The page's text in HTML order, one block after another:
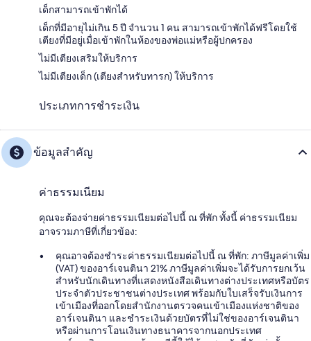
เด็กสามารถเข้าพักได้
เด็กที่มีอายุไม่เกิน 5 ปี จำนวน 1 คน สามารถเข้าพักได้ฟรีโดยใช้
เตียงที่มีอยู่เมื่อเข้าพักในห้องของพ่อแม่หรือผู้ปกครอง
ไม่มีเตียงเสริมให้บริการ
ไม่มีเตียงเด็ก (เตียงสำหรับทารก) ให้บริการ
ประเภทการชำระเงิน
ข้อมูลสำคัญ
ค่าธรรมเนียม
คุณจะต้องจ่ายค่าธรรมเนียมต่อไปนี้ ณ ที่พัก ทั้งนี้ ค่าธรรมเนียม
อาจรวมภาษีที่เกี่ยวข้อง:
คุณอาจต้องชำระค่าธรรมเนียมต่อไปนี้ ณ ที่พัก: ภาษีมูลค่าเพิ่ม
(VAT) ของอาร์เจนตินา 21% ภาษีมูลค่าเพิ่มจะได้รับการยกเว้น
สำหรับนักเดินทางที่แสดงหนังสือเดินทางต่างประเทศหรือบัตร
ประจำตัวประชาชนต่างประเทศ พร้อมกับใบเสร็จรับเงินการ
เข้าเมืองที่ออกโดยสำนักงานตรวจคนเข้าเมืองแห่งชาติของ
อาร์เจนตินา และชำระเงินด้วยบัตรที่ไม่ใช่ของอาร์เจนตินา
หรือผ่านการโอนเงินทางธนาคารจากนอกประเทศ